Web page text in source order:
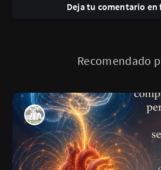
Deja tu comentario en
Recomendado